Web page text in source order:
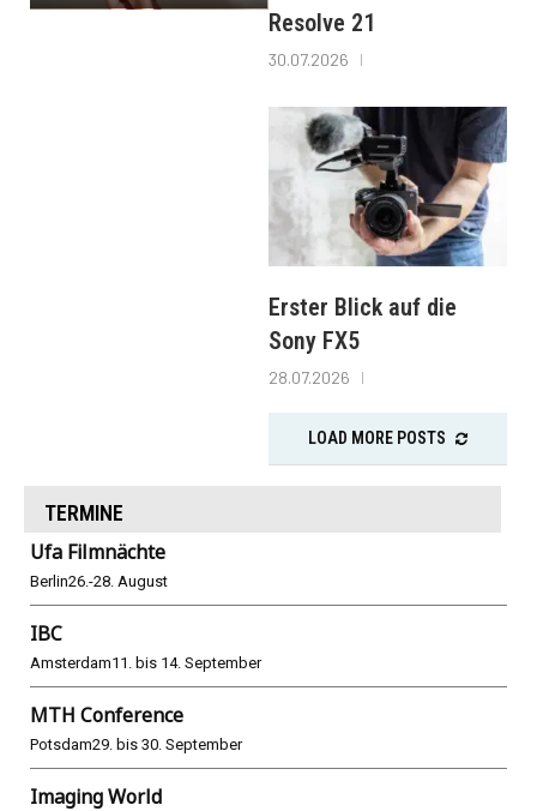
Resolve 21
30.07.2026
Erster Blick auf die
Sony FX5
28.07.2026
LOAD MORE POSTS
TERMINE
Ufa Filmnächte
Berlin26.-28. August
IBC
Amsterdam11. bis 14. September
MTH Conference
Potsdam29. bis 30. September
Imaging World